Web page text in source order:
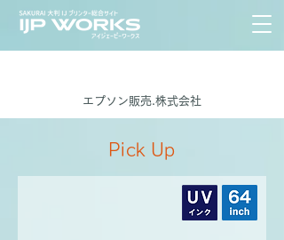
​エプソン販売.株式会社
Pick Up